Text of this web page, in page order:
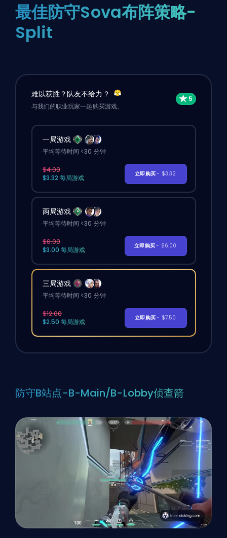
最佳防守Sova布阵策略-
Split
难以获胜？队友不给力？
与我们的职业玩家一起购买游戏。
一局游戏
平均等待时间 <30 分钟
$4.00
$3.32 每局游戏
立即购买- $3.32
两局游戏
平均等待时间 <30 分钟
$8.00
$3.00 每局游戏
立即购买- $6.00
三局游戏
平均等待时间 <30 分钟
$12.00
$2.50 每局游戏
立即购买- $7.50
防守B站点-B-Main/B-Lobby侦查箭